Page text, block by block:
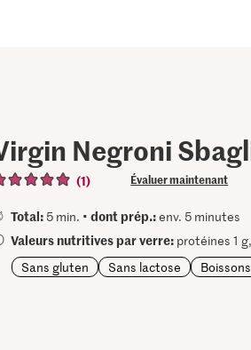
Negroni
(1) Évaluer maintenant
Total: 5 min. •dont prép.:env. 5 minutes
Valeurs nutritives par verre: protéines 1
Sans gluten
Sans lactose Boissons